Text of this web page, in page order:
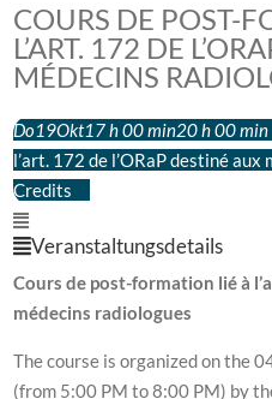
COURS DE POST-
L’ART. 172 DE
MÉDECINS
Do19Okt17 h 00 min20 h 00 min
l’art. 172 de l’ORaP destiné aux
Credits
Veranstaltungsdetails
Cours de post-formation lié à
médecins radiologues
The course is organized on the
(from 5:00 PM to 8:00 PM) by